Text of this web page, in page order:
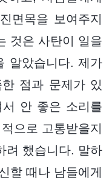
면목을 보여주지
것은 사탄이 일을
알았습니다. 제가
점과 문제가 있
안 좋은 소리를
으로 고통받을지
려 했습니다. 말하
할 때나 남들에게